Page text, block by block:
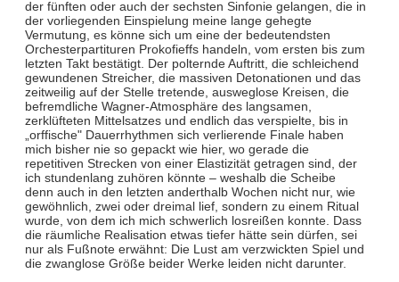
der fünften oder auch der sechsten Sinfonie gelangen, die in
der vorliegenden Einspielung meine lange gehegte
Vermutung, es könne sich um eine der bedeutendsten
Orchesterpartituren Prokofieffs handeln, vom ersten bis zum
letzten Takt bestätigt. Der polternde Auftritt, die schleichend
gewundenen Streicher, die massiven Detonationen und das
zeitweilig auf der Stelle tretende, ausweglose Kreisen, die
befremdliche Wagner-Atmosphäre des langsamen,
zerklüfteten Mittelsatzes und endlich das verspielte, bis in
„orffische" Dauerrhythmen sich verlierende Finale haben
mich bisher nie so gepackt wie hier, wo gerade die
repetitiven Strecken von einer Elastizität getragen sind, der
ich stundenlang zuhören könnte – weshalb die Scheibe
denn auch in den letzten anderthalb Wochen nicht nur, wie
gewöhnlich, zwei oder dreimal lief, sondern zu einem Ritual
wurde, von dem ich mich schwerlich losreißen konnte. Dass
die räumliche Realisation etwas tiefer hätte sein dürfen, sei
nur als Fußnote erwähnt: Die Lust am verzwickten Spiel und
die zwanglose Größe beider Werke leiden nicht darunter.